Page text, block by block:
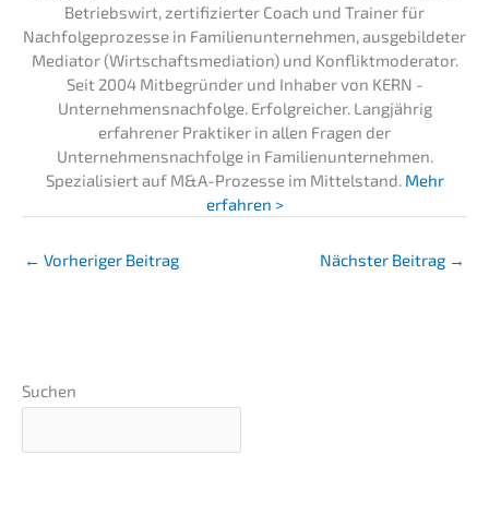
Betriebswirt, zertifizierter Coach und Trainer für
Nachfolgeprozesse in Familienunternehmen, ausgebildeter
Mediator (Wirtschaftsmediation) und Konfliktmoderator.
Seit 2004 Mitbegründer und Inhaber von KERN -
Unternehmensnachfolge. Erfolgreicher. Langjährig
erfahrener Praktiker in allen Fragen der
Unternehmensnachfolge in Familienunternehmen.
Spezialisiert auf M&A-Prozesse im Mittelstand. Mehr
erfahren >
← Vorheriger Beitrag Nächster Beitrag →
Suchen